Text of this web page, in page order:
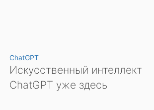
ChatGPT
Искусственный интеллект
ChatGPT уже здесь